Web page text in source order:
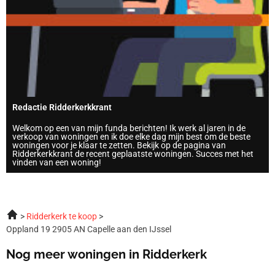
Redactie Ridderkerkkrant
Welkom op een van mijn funda berichten! Ik werk al jaren in de
verkoop van woningen en ik doe elke dag mijn best om de beste
woningen voor je klaar te zetten. Bekijk op de pagina van
Ridderkerkkrant de recent geplaatste woningen. Succes met het
vinden van een woning!
Ridderkerk te koop
Oppland 19 2905 AN Capelle aan den IJssel
Nog meer woningen in Ridderkerk